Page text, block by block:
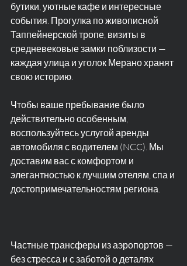
бутики, уютные кафе и интересные
события. Прогулка по живописной
Таппейнерской тропе, визиты в
средневековые замки поблизости —
каждая улица и уголок Мерано хранят
свою историю.
Чтобы ваше пребывание было
действительно особенным,
воспользуйтесь услугой аренды
автомобиля с водителем (NCC). Мы
доставим вас с комфортом и
элегантностью к лучшим отелям, спа и
достопримечательностям региона.
Частные трансферы из аэропортов —
без стресса и с заботой о деталях